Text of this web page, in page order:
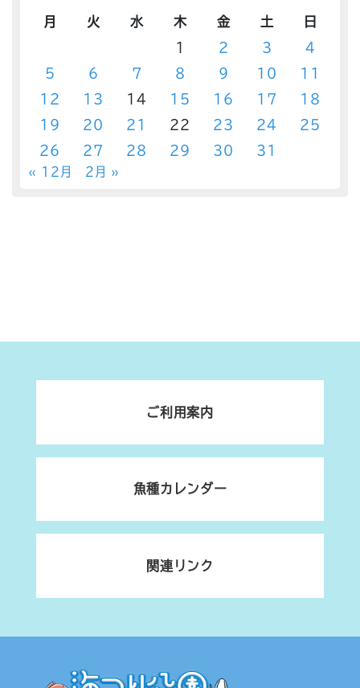
月 火 水 木 金 土
日
1
2 3
4
5
6 7 8 9 10
11
12
13 14 15 16 17
18
19
20 21 22 23 24
25
26
27 28 29 30 31
« 12月 2月 »
ご利用案内
魚種カレンダー
関連リンク